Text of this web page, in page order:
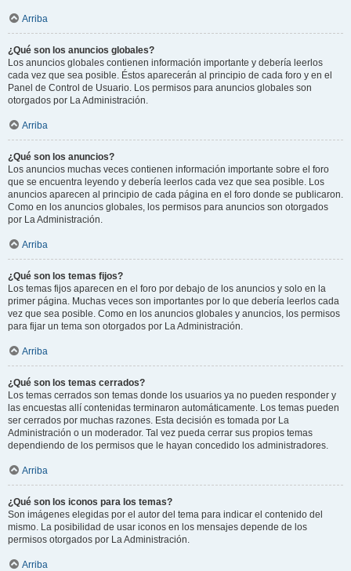
Arriba
¿Qué son los anuncios globales?
Los anuncios globales contienen información importante y debería leerlos
cada vez que sea posible. Éstos aparecerán al principio de cada foro y en el
Panel de Control de Usuario. Los permisos para anuncios globales son
otorgados por La Administración.
Arriba
¿Qué son los anuncios?
Los anuncios muchas veces contienen información importante sobre el foro
que se encuentra leyendo y debería leerlos cada vez que sea posible. Los
anuncios aparecen al principio de cada página en el foro donde se publicaron.
Como en los anuncios globales, los permisos para anuncios son otorgados
por La Administración.
Arriba
¿Qué son los temas fijos?
Los temas fijos aparecen en el foro por debajo de los anuncios y solo en la
primer página. Muchas veces son importantes por lo que debería leerlos cada
vez que sea posible. Como en los anuncios globales y anuncios, los permisos
para fijar un tema son otorgados por La Administración.
Arriba
¿Qué son los temas cerrados?
Los temas cerrados son temas donde los usuarios ya no pueden responder y
las encuestas allí contenidas terminaron automáticamente. Los temas pueden
ser cerrados por muchas razones. Esta decisión es tomada por La
Administración o un moderador. Tal vez pueda cerrar sus propios temas
dependiendo de los permisos que le hayan concedido los administradores.
Arriba
¿Qué son los iconos para los temas?
Son imágenes elegidas por el autor del tema para indicar el contenido del
mismo. La posibilidad de usar iconos en los mensajes depende de los
permisos otorgados por La Administración.
Arriba